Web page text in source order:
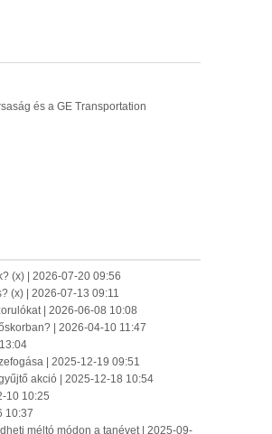
és a GE Transportation
(x) | 2026-07-20 09:56
(x) | 2026-07-13 09:11
| 2026-06-08 10:08
| 2026-04-10 11:47
| 2025-12-19 09:51
akció | 2025-12-18 10:54
10 10:25
10:37
méltó módon a tanévet | 2025-09-